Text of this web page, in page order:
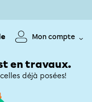
Mon compte
en travaux.
déjà posées!